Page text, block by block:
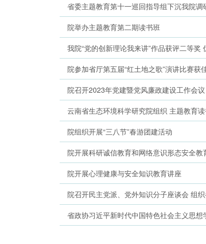
省委主题教育第十一巡回指导组下沉我院调
院举办主题教育第二期读书班
我院“党的创新理论我来讲”作品获评二等奖
院参加省厅第五届“红土地之歌”演讲比赛获
院召开2023年党建暨党风廉政建设工作会议
云南省生态环境科学研究院组织 主题教育
院组织开展“三八节”春游团建活动
院开展科研诚信教育和网络意识形态安全教
院开展心理健康与安全知识教育讲座
院召开民主党派、党外知识分子座谈会 组
省政协习近平新时代中国特色社会主义思